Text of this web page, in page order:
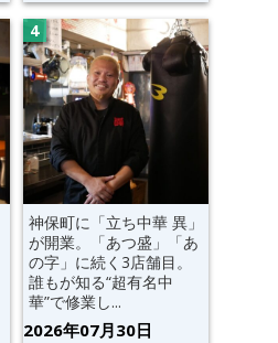
神保町に「立ち中華 異」
が開業。「あつ盛」「あ
の字」に続く3店舗目。
誰もが知る“超有名中
華”で修業し...
2026年07月30日